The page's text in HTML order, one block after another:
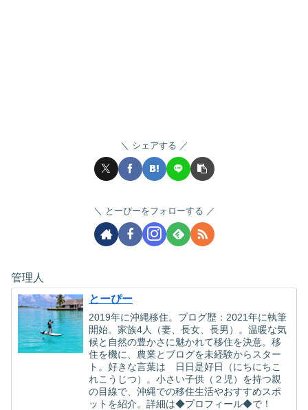
シェアする
とーぴーをフォローする
管理人
とーぴー
2019年に沖縄移住。ブログ歴：2021年に執筆
開始。家族4人（妻、長女、長男）。温暖な気
候と自然の豊かさに魅かれて移住を決意。移
住を機に、農業とブログを未経験からスター
ト。好きな言葉は 日日是好日（にちにちこ
れこうじつ）。小さい子供（２児）を持つ親
の目線で、沖縄での移住生活やおすすめスポ
ットを紹介。詳細は◆プロフィール◆で！